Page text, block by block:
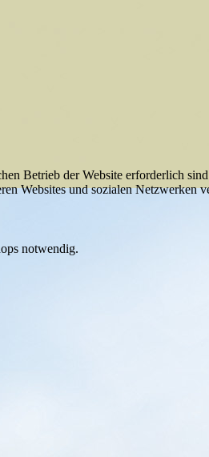
Betrieb der Website erforderlich
Websites und sozialen Netzwerken
notwendig.